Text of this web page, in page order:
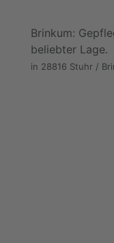
Brinkum:
beliebter Lage.
in 28816 Stuhr /